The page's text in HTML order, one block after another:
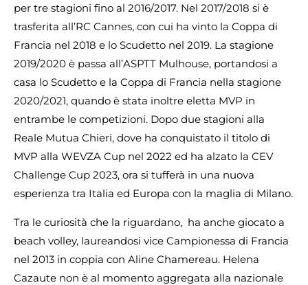
per tre stagioni fino al 2016/2017. Nel 2017/2018 si è
trasferita all’RC Cannes, con cui ha vinto la Coppa di
Francia nel 2018 e lo Scudetto nel 2019. La stagione
2019/2020 è passa all’ASPTT Mulhouse, portandosi a
casa lo Scudetto e la Coppa di Francia nella stagione
2020/2021, quando è stata inoltre eletta MVP in
entrambe le competizioni. Dopo due stagioni alla
Reale Mutua Chieri, dove ha conquistato il titolo di
MVP alla WEVZA Cup nel 2022 ed ha alzato la CEV
Challenge Cup 2023, ora si tufferà in una nuova
esperienza tra Italia ed Europa con la maglia di Milano.
Tra le curiosità che la riguardano, ha anche giocato a
beach volley, laureandosi vice Campionessa di Francia
nel 2013 in coppia con Aline Chamereau. Helena
Cazaute non è al momento aggregata alla nazionale